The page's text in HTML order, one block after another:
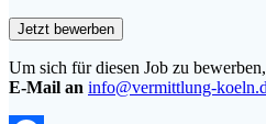
Um sich für diesen Job zu bewerben,
E-Mail an info@vermittlung-